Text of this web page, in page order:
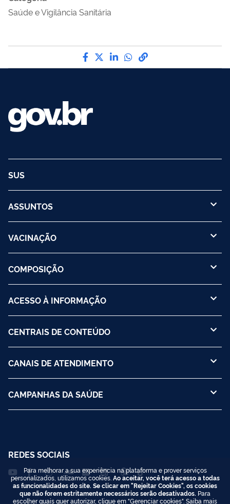
Saúde e Vigilância Sanitária
Compartilhe por Facebook
Compartilhe por Twitter
Compartilhe por
Compartilhe por
link para Copiar
SUS
ASSUNTOS
VACINAÇÃO
COMPOSIÇÃO
ACESSO À INFORMAÇÃO
CENTRAIS DE CONTEÚDO
CANAIS DE ATENDIMENTO
CAMPANHAS DA SAÚDE
REDES SOCIAIS
Para melhorar a sua experiência na plataforma e prover serviços
personalizados, utilizamos cookies. Ao aceitar, você terá acesso a todas
as funcionalidades do site. Se clicar em "Rejeitar Cookies", os cookies
que não forem estritamente necessários serão desativados. Para
escolher quais quer autorizar, clique em "Gerenciar cookies". Saiba mais